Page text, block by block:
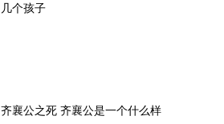
几个孩子
齐襄公之死 齐襄公是一个什么样